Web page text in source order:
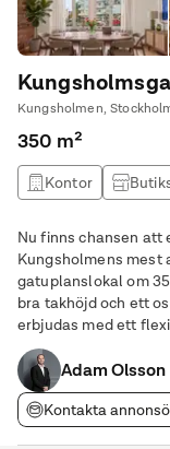
Kungsholmen,
350 m²
Kontor
Nu finns chansen att
Kungsholmens mest
gatuplanslokal om
bra takhöjd och ett
erbjudas med ett
möjligheter att
Med godaAdam Olsson
Kontakta